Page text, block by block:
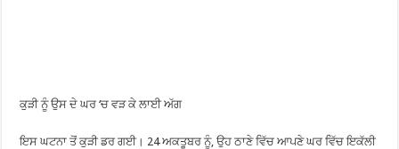
ਕੁੜੀ ਨੂੰ ਉਸ ਦੇ ਘਰ ‘ਚ ਵੜ ਕੇ ਲਾਈ ਅੱਗ
ਇਸ ਘਟਨਾ ਤੋਂ ਕੁੜੀ ਡਰ ਗਈ। 24 ਅਕਤੂਬਰ ਨੂੰ, ਉਹ ਠਾਣੇ ਵਿੱਚ ਆਪਣੇ ਘਰ ਵਿੱਚ ਇਕੱਲੀ